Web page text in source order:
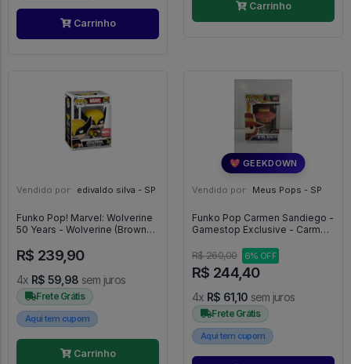
Carrinho
Carrinho
Vendido por: edivaldo silva - SP
Funko Pop! Marvel: Wolverine
50 Years - Wolverine (Brown
R$ 239,90
4x R$ 59,98 sem juros
Frete Grátis
Aqui tem cupom
Carrinho
💖 GEEKDOWN
Vendido por: Meus Pops - SP
Funko Pop Carmen Sandiego -
Gamestop Exclusive - Carmen
R$ 260,00
6% OFF
R$ 244,40
4x R$ 61,10 sem juros
Frete Grátis
Aqui tem cupom